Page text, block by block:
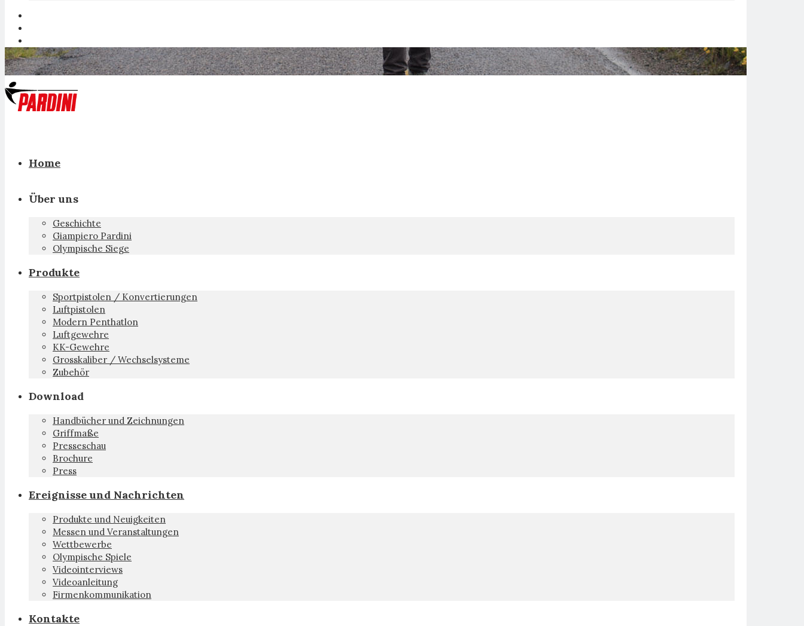
Home
Über uns
Geschichte
Giampiero Pardini
Olympische Siege
Produkte
Sportpistolen / Konvertierungen
Luftpistolen
Modern Penthatlon
Luftgewehre
KK-Gewehre
Grosskaliber / Wechselsysteme
Zubehör
Download
Handbücher und Zeichnungen
Griffmaße
Presseschau
Brochure
Press
Ereignisse und Nachrichten
Produkte und Neuigkeiten
Messen und Veranstaltungen
Wettbewerbe
Olympische Spiele
Videointerviews
Videoanleitung
Firmenkommunikation
Kontakte